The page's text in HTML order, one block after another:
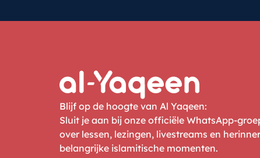
Blijf op de hoogte van Al Yaqeen:
Sluit je aan bij onze officiële WhatsApp-
over lessen, lezingen, livestreams en
belangrijke islamitische momenten.